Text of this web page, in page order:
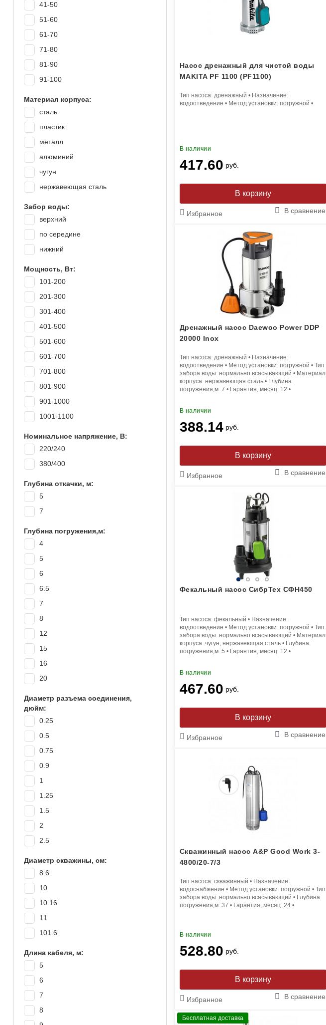
41-50
51-60
61-70
71-80
81-90
91-100
Материал корпуса:
сталь
пластик
металл
алюминий
чугун
нержавеющая сталь
Забор воды:
верхний
по середине
нижний
Мощность, Вт:
101-200
201-300
301-400
401-500
501-600
601-700
701-800
801-900
901-1000
1001-1100
1201-1300
1301-1400
2001-2100
Номинальное напряжение, В:
220/240
380/400
Глубина откачки, м:
5
7
Глубина погружения,м:
4
5
6
6.5
7
8
12
15
16
20
30
32
34
35
37
45
60
70
75
80
100
Диаметр разъема соединения,
дюйм:
0.25
0.5
0.75
0.9
1
1.25
1.5
2
2.5
Диаметр скважины, см:
8.6
10
10.16
11
101.6
Длина кабеля, м:
5
6
7
8
Насос дренажный для чистой воды
MAKITA PF 1100 (PF1100)
Тип насоса: дренажный • Назначение:
водоотведение • Метод установки: погружной •
В наличии
417.60 руб.
В корзину
Избранное В сравнение
Дренажный насос Daewoo Power DDP
20000 Inox
Тип насоса: дренажный • Назначение:
водоотведение • Метод установки: погружной • Тип
забора воды: нормально всасывающий • Материал
корпуса: нержавеющая сталь• Глубина
погружения,м: 7 • Гарантия, месяц: 12 •
В наличии
388.14руб.
В корзину
Избранное В сравнение
Фекальный насос СибрТех СФН450
Тип насоса: фекальный • Назначение:
водоотведение • Метод установки: погружной • Тип
забора воды: нормально всасывающий • Материал
корпуса: чугун, нержавеющая сталь• Глубина
погружения,м: 5 • Гарантия, месяц: 12 •
В наличии
467.60 руб.
В корзину
Избранное В сравнение
Скважинный насос A&P Good Work 3-
4800/20-7/3
Тип насоса: скважинный • Назначение:
водоснабжение • Метод установки: погружной • Тип
забора воды: нормально всасывающий • Глубина
погружения,м: 37 • Гарантия, месяц: 24•
В наличии
528.80 руб.
В корзину
Избранное В сравнение
Бесплатная доставка